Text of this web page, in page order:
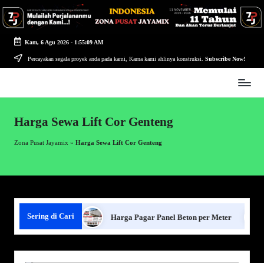
Skip
content
Kam, 6 Agu 2026- 1:55:10 AM
Percayakan segala proyek anda pada kami, Karna kami ahlinya konstruksi. Subscribe Now!
-
Ahlinya
Harga Sewa Lift Cor Genteng
Zona Pusat Jayamix » Harga Sewa Lift Cor Genteng
Sering di Cari
Panel Beton Harga Pagar Panel Beton per Meter